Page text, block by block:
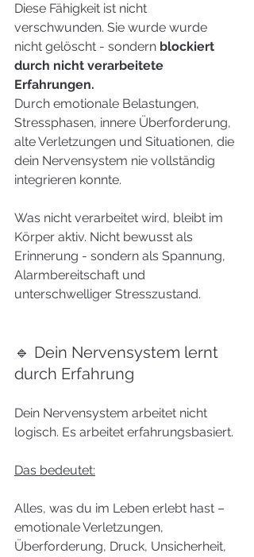
Diese Fähigkeit ist nicht
verschwunden. Sie wurde wurde
nicht gelöscht - sondern blockiert
durch nicht verarbeitete
Erfahrungen.
Durch emotionale Belastungen,
Stressphasen, innere Überforderung,
alte Verletzungen und Situationen, die
dein Nervensystem nie vollständig
integrieren konnte.
Was nicht verarbeitet wird, bleibt im
Körper aktiv. Nicht bewusst als
Erinnerung - sondern als Spannung,
Alarmbereitschaft und
unterschwelliger Stresszustand.
🔹 Dein Nervensystem lernt
durch Erfahrung
Dein Nervensystem arbeitet nicht
logisch. Es arbeitet erfahrungsbasiert.
Das bedeutet:
Alles, was du im Leben erlebt hast –
emotionale Verletzungen,
Überforderung, Druck, Unsicherheit,